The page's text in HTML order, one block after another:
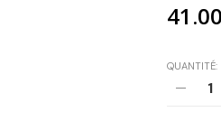
QUANTITÉ: